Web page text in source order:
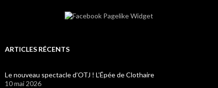
ARTICLES RÉCENTS
Le nouveau spectacle d’OTJ ! L’Épée de Clothaire
10 mai 2026